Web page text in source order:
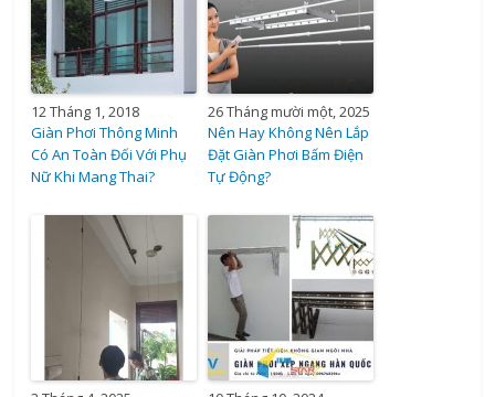
12 Tháng 1, 2018
Giàn Phơi Thông Minh
Có An Toàn Đối Với Phụ
Nữ Khi Mang Thai?
26 Tháng mười một, 2025
Nên Hay Không Nên Lắp
Đặt Giàn Phơi Bấm Điện
Tự Động?